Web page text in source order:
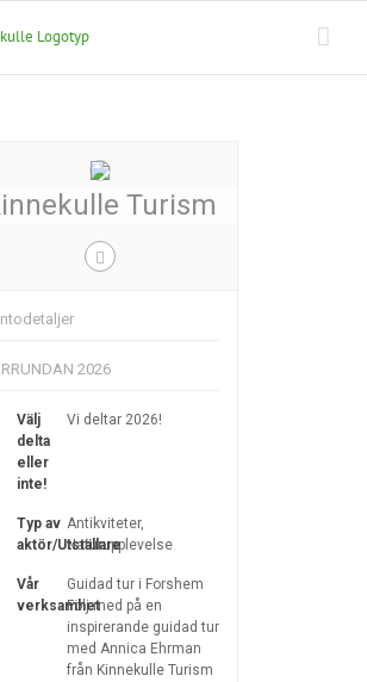
Turism
2026
Välj
delta
eller
inte!
Vi deltar 2026!
Typ av
aktör/Utställare
Antikviteter,
Naturupplevelse
Vår
verksamhet
Guidad tur i Forshem
Följ med på en
inspirerande guidad tur
med Annica Ehrman
från Kinnekulle Turism